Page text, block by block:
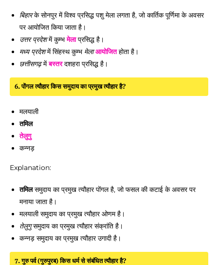
बिहारके सोनपुर में विश्व प्रसिद्ध पशु मेला लगता है, जो कार्तिक पूर्णिमा के अवसर
पर आयोजित किया जाता है।
उत्तर प्रदेशमें कुम्भमेलाप्रसिद्ध है।
मध्य प्रदेशमें सिंहस्थ कुम्भ मेला आयोजितहोता है।
छत्तीसगढ़मेंबस्तरदशहरा प्रसिद्ध है।
6. पोंगल त्यौहार किस समुदाय का प्रमुख त्यौहार है?
मलयाली
तमिल
तेलुगु
कन्नड़
Explanation:
तमिलसमुदाय का प्रमुख त्यौहार पोंगल है, जो फसल की कटाई के अवसर पर
मनाया जाता है।
मलयाली समुदाय का प्रमुख त्यौहार ओणम है।
तेलुगुसमुदाय का प्रमुख त्यौहार संक्रांति है।
कन्नड़ समुदाय का प्रमुख त्यौहार उगादी है।
7. गुरु पर्व (गुरुपुरब) किस धर्म से संबंधित त्यौहार है?